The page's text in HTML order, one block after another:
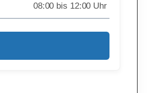
08:00 bis 12:00 Uhr